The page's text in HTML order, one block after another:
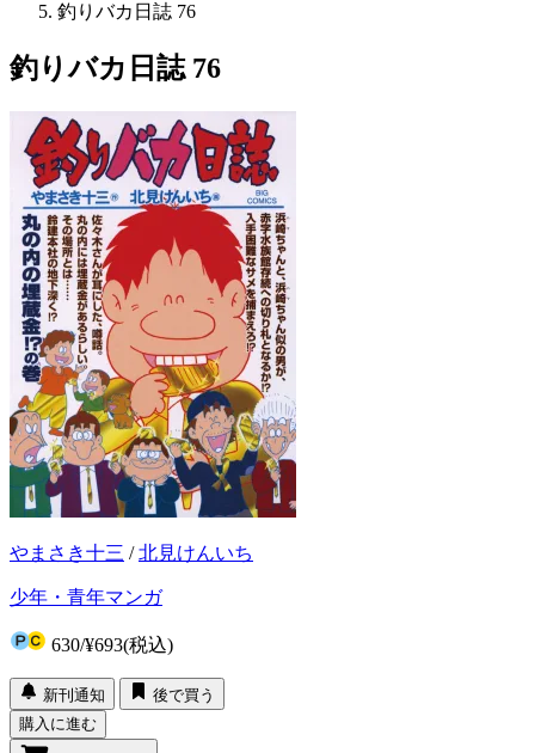
釣りバカ日誌 76
釣りバカ日誌 76
やまさき十三 /北見けんいち
少年・青年マンガ
630/¥693(税込)
新刊通知
後で買う
購入に進む